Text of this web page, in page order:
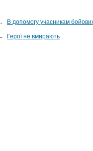
В допомогу учасникам
Герої не вмирають